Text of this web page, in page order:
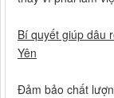
Bí quyết giúp dâu
Yên
Đảm bảo chất